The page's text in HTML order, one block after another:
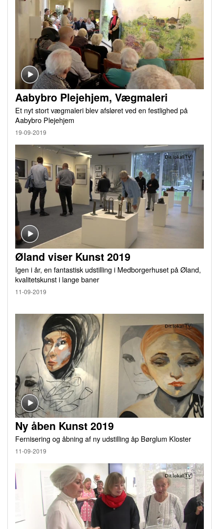
Aabybro Plejehjem, Vægmaleri
Et nyt stort vægmaleri blev afsløret ved en festlighed på
Aabybro Plejehjem
19-09-2019
Øland viser Kunst 2019
Igen i år, en fantastisk udstilling i Medborgerhuset på Øland,
kvalitetskunst i lange baner
11-09-2019
Ny åben Kunst 2019
Fernisering og åbning af ny udstilling åp Børglum Kloster
11-09-2019